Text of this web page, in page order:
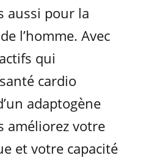
aussi pour la
l’homme. Avec
qui
cardio
adaptogène
améliorez votre
et votre capacité